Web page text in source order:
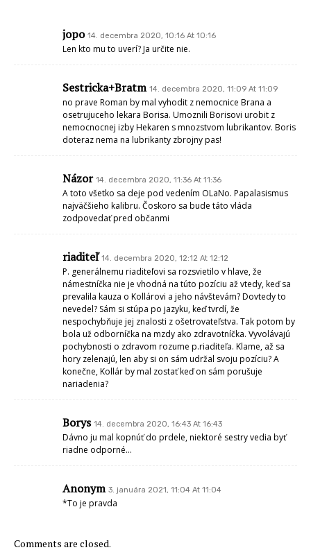
jopo 14. decembra 2020, 10:16 At 10:16
Len kto mu to uverí? Ja určite nie.
Sestricka+Bratm 14. decembra 2020, 11:09 At 11:09
no prave Roman by mal vyhodit z nemocnice Brana a
osetrujuceho lekara Borisa. Umoznili Borisovi urobit z
nemocnocnej izby Hekaren s mnozstvom lubrikantov. Boris
doteraz nema na lubrikanty zbrojny pas!
Názor 14. decembra 2020, 11:36 At 11:36
A toto všetko sa deje pod vedením OLaNo. Papalasismus
najväčšieho kalibru. Čoskoro sa bude táto vláda
zodpovedať pred občanmi
riaditeľ 14. decembra 2020, 12:12 At 12:12
P. generálnemu riaditeľovi sa rozsvietilo v hlave, že
námestníčka nie je vhodná na túto pozíciu až vtedy, keď sa
prevalila kauza o Kollárovi a jeho návštevám? Dovtedy to
nevedel? Sám si stúpa po jazyku, keď tvrdí, že
nespochybňuje jej znalosti z ošetrovateľstva. Tak potom by
bola už odborníčka na mzdy ako zdravotníčka. Vyvolávajú
pochybnosti o zdravom rozume p.riaditeľa. Klame, až sa
hory zelenajú, len aby si on sám udržal svoju pozíciu? A
konečne, Kollár by mal zostať keď on sám porušuje
nariadenia?
Borys 14. decembra 2020, 16:43 At 16:43
Dávno ju mal kopnúť do prdele, niektoré sestry vedia byť
riadne odporné…
Anonym 3. januára 2021, 11:04 At 11:04
*To je pravda
Comments are closed.